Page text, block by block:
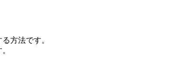
方法です。